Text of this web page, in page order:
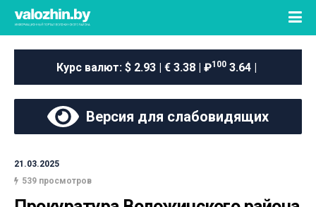
Курс валют: $ 2.93 | € 3.38 | ₽100 3.64 |
Версия для слабовидящих
21.03.2025
539 просмотров